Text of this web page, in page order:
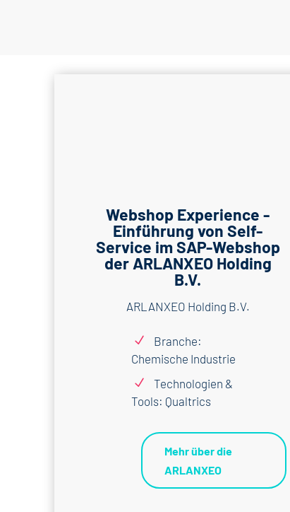
Webshop Experience -
Einführung von Self-
Service im SAP-Webshop
der ARLANXEO Holding
B.V.
ARLANXEO Holding B.V.
N
Branche:
Chemische Industrie
N
Technologien &
Tools: Qualtrics
Mehr über die
ARLANXEO